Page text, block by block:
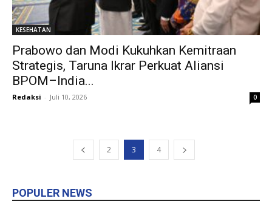
KESEHATAN
Prabowo dan Modi Kukuhkan Kemitraan
Strategis, Taruna Ikrar Perkuat Aliansi
BPOM–India...
Redaksi - Juli 10, 2026 0
2 3 4
POPULER NEWS